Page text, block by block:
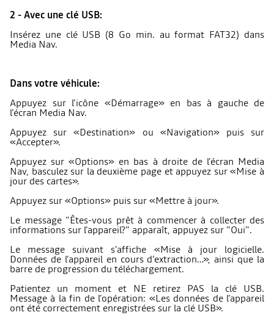
2 - Avec une clé USB:
Insérez une clé USB (8 Go min. au format FAT32) dans
Media Nav.
Dans votre véhicule:
Appuyez sur l’icône «Démarrage» en bas à gauche de
l’écran Media Nav.
Appuyez sur «Destination» ou «Navigation» puis sur
«Accepter».
Appuyez sur «Options» en bas à droite de l’écran Media
Nav, basculez sur la deuxième page et appuyez sur «Mise à
jour des cartes».
Appuyez sur «Options» puis sur «Mettre à jour».
Le message "Êtes-vous prêt à commencer à collecter des
informations sur l'appareil?" apparaît, appuyez sur "Oui".
Le message suivant s’affiche «Mise à jour logicielle.
Données de l’appareil en cours d’extraction…», ainsi que la
barre de progression du téléchargement.
Patientez un moment et NE retirez PAS la clé USB.
Message à la fin de l’opération: «Les données de l’appareil
ont été correctement enregistrées sur la clé USB».